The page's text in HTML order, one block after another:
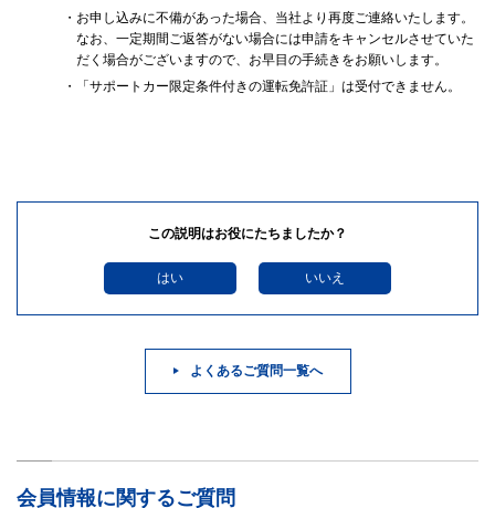
・お申し込みに不備があった場合、当社より再度ご連絡いたします。
なお、一定期間ご返答がない場合には申請をキャンセルさせていた
だく場合がございますので、お早目の手続きをお願いします。
・「サポートカー限定条件付きの運転免許証」は受付できません。
この説明はお役にたちましたか？
はい いいえ
よくあるご質問一覧へ
会員情報に関するご質問